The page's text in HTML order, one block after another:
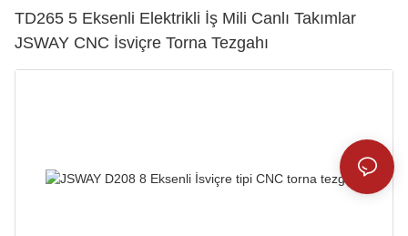
TD265 5 Eksenli Elektrikli İş Mili Canlı Takımlar
JSWAY CNC İsviçre Torna Tezgahı